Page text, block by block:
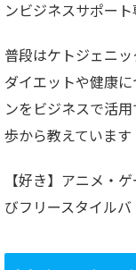
ンビジネスサポー
普段はケトジェニ
ダイエットや健康
ンをビジネスで活
歩から教えています
【好き】アニメ・
びフリースタイルバ